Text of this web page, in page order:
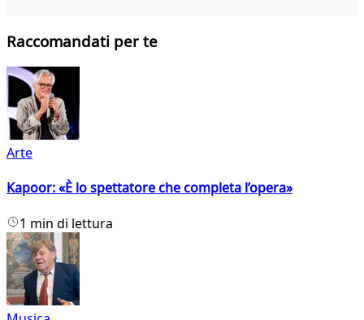
Raccomandati per te
Arte
Kapoor: «È lo spettatore che completa l’opera»
1 min di lettura